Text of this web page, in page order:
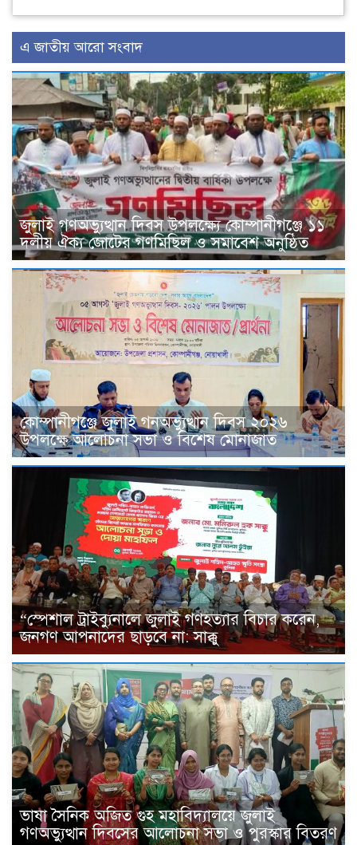
এ জাতীয় আরো সংবাদ
জুলাই গণঅভ্যুত্থান দিবস উপলক্ষ্যে কোম্পানীগঞ্জে ১১
দলীয় ঐক্য জোটের গণমিছিল ও সমাবেশ অনুষ্ঠিত
কোম্পানীগঞ্জে জুলাই গনঅভ্যুত্থান দিবস ২০২৬
উপলক্ষে আলোচনা সভা ও বিশেষ মোনাজাত
“স্পেশাল ট্রাইব্যুনালে জুলাই গণহত্যার বিচার করেন,
জনগণ আপনাদের ছাড়বে না: সাক্কু
ভাষা সৈনিক অজিত গুহ মহাবিদ্যালয়ে জুলাই
গণঅভ্যুত্থান দিবসের আলোচনা সভা ও পুরস্কার বিতরণ